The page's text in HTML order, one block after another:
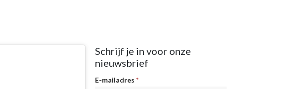
Schrijf je in voor onze
nieuwsbrief
Nieuwsbrief
E-mailadres *